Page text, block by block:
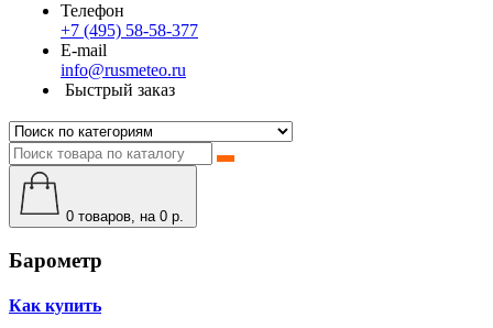
Телефон
+7 (495) 58-58-377
E-mail
info@rusmeteo.ru
Быстрый заказ
0 товаров, на 0 р.
Барометр
Как купить